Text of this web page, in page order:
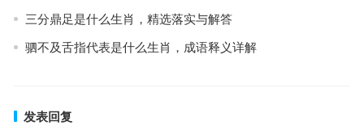
三分鼎足是什么生肖，精选落实与解答
驷不及舌指代表是什么生肖，成语释义详解
发表回复